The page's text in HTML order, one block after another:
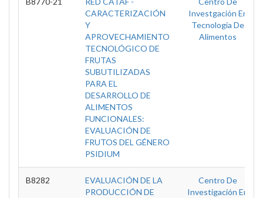
CARACTERIZACIÓN
Y
APROVECHAMIENTO
TECNOLÓGICO DE
FRUTAS
SUBUTILIZADAS
PARA EL
DESARROLLO DE
ALIMENTOS
FUNCIONALES:
EVALUACIÓN DE
FRUTOS DEL GÉNERO
PSIDIUM
Investgación En
Tecnologia De
Alimentos
B8282
EVALUACIÓN DE LA
PRODUCCIÓN DE
Centro De
Investigación En